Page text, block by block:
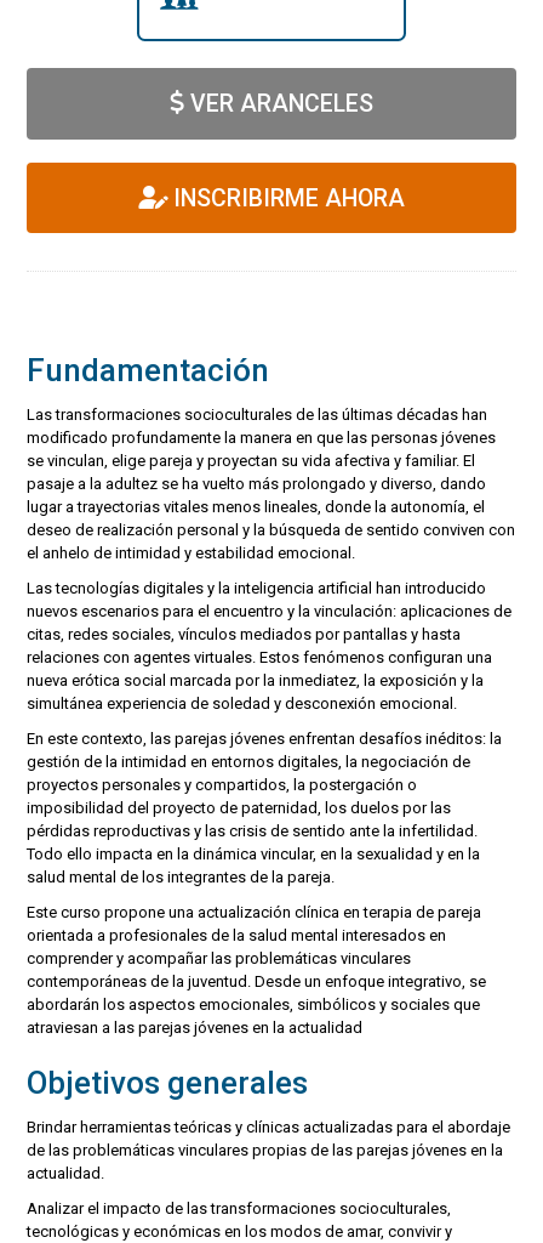
VER ARANCELES
INSCRIBIRME AHORA
Fundamentación
Las transformaciones socioculturales de las últimas décadas han
modificado profundamente la manera en que las personas jóvenes
se vinculan, elige pareja y proyectan su vida afectiva y familiar. El
pasaje a la adultez se ha vuelto más prolongado y diverso, dando
lugar a trayectorias vitales menos lineales, donde la autonomía, el
deseo de realización personal y la búsqueda de sentido conviven con
el anhelo de intimidad y estabilidad emocional.
Las tecnologías digitales y la inteligencia artificial han introducido
nuevos escenarios para el encuentro y la vinculación: aplicaciones de
citas, redes sociales, vínculos mediados por pantallas y hasta
relaciones con agentes virtuales. Estos fenómenos configuran una
nueva erótica social marcada por la inmediatez, la exposición y la
simultánea experiencia de soledad y desconexión emocional.
En este contexto, las parejas jóvenes enfrentan desafíos inéditos: la
gestión de la intimidad en entornos digitales, la negociación de
proyectos personales y compartidos, la postergación o
imposibilidad del proyecto de paternidad, los duelos por las
pérdidas reproductivas y las crisis de sentido ante la infertilidad.
Todo ello impacta en la dinámica vincular, en la sexualidad y en la
salud mental de los integrantes de la pareja.
Este curso propone una actualización clínica en terapia de pareja
orientada a profesionales de la salud mental interesados en
comprender y acompañar las problemáticas vinculares
contemporáneas de la juventud. Desde un enfoque integrativo, se
abordarán los aspectos emocionales, simbólicos y sociales que
atraviesan a las parejas jóvenes en la actualidad
Objetivos generales
Brindar herramientas teóricas y clínicas actualizadas para el abordaje
de las problemáticas vinculares propias de las parejas jóvenes en la
actualidad.
Analizar el impacto de las transformaciones socioculturales,
tecnológicas y económicas en los modos de amar, convivir y